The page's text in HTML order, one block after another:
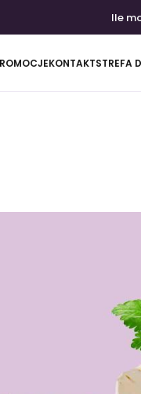
Ile
KONTAKTSTREFA